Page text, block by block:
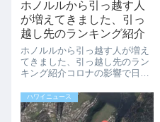
ホノルルから引っ越す人
が増えてきました、引っ
越し先のランキング紹介
ホノルルから引っ越す人が増え
てきました、引っ越し先のラン
キング紹介コロナの影響で日本
中、ハワイに住んでいた人で日
本に帰国したり、アメリカ本土
に引っ越していく人が多くいま
ハワイニュース